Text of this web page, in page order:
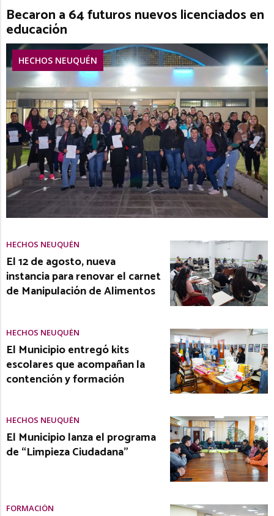
Becaron a 64 futuros nuevos licenciados en
educación
HECHOS NEUQUÉN
HECHOS NEUQUÉN
El 12 de agosto, nueva
instancia para renovar el carnet
de Manipulación de Alimentos
HECHOS NEUQUÉN
El Municipio entregó kits
escolares que acompañan la
contención y formación
HECHOS NEUQUÉN
El Municipio lanza el programa
de “Limpieza Ciudadana”
FORMACIÓN